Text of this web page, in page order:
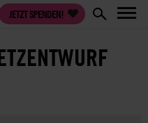
JETZT SPENDEN!